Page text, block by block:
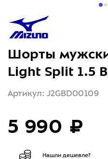
Шорты
Light Split 1.5
Артикул: J2GBD00109
5 990 ₽
Нашли дешевле?